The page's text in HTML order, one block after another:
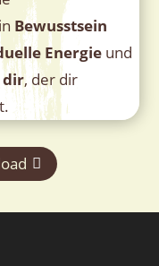
Bewusstsein
Energie und
dir, der dir